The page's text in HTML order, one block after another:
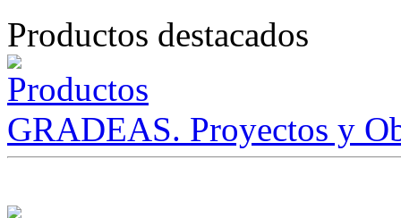
Productos destacados
GRADEAS. Proyectos y